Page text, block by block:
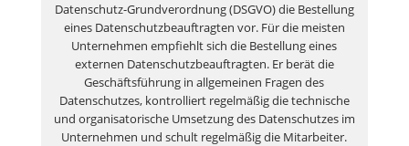
Datenschutz-Grundverordnung (DSGVO) die Bestellung
eines Datenschutzbeauftragten vor. Für die meisten
Unternehmen empfiehlt sich die Bestellung eines
externen Datenschutzbeauftragten. Er berät die
Geschäftsführung in allgemeinen Fragen des
Datenschutzes, kontrolliert regelmäßig die technische
und organisatorische Umsetzung des Datenschutzes im
Unternehmen und schult regelmäßig die Mitarbeiter.